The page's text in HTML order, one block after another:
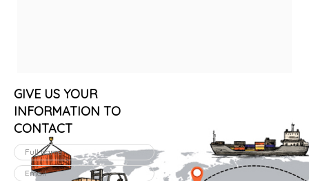
GIVE US YOUR
INFORMATION TO
CONTACT